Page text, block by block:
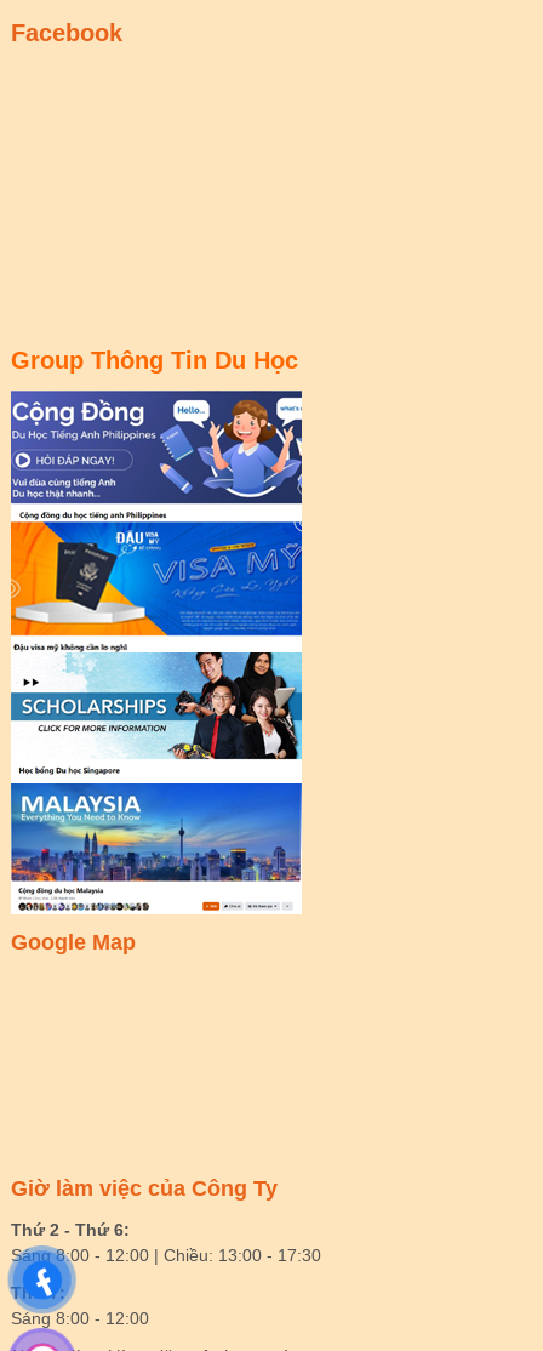
Facebook
Group Thông Tin Du Học
Google Map
Giờ làm việc của Công Ty
Thứ 2 - Thứ 6:
Sáng 8:00 - 12:00 | Chiều: 13:00 - 17:30
Thứ 7:
Sáng 8:00 - 12:00